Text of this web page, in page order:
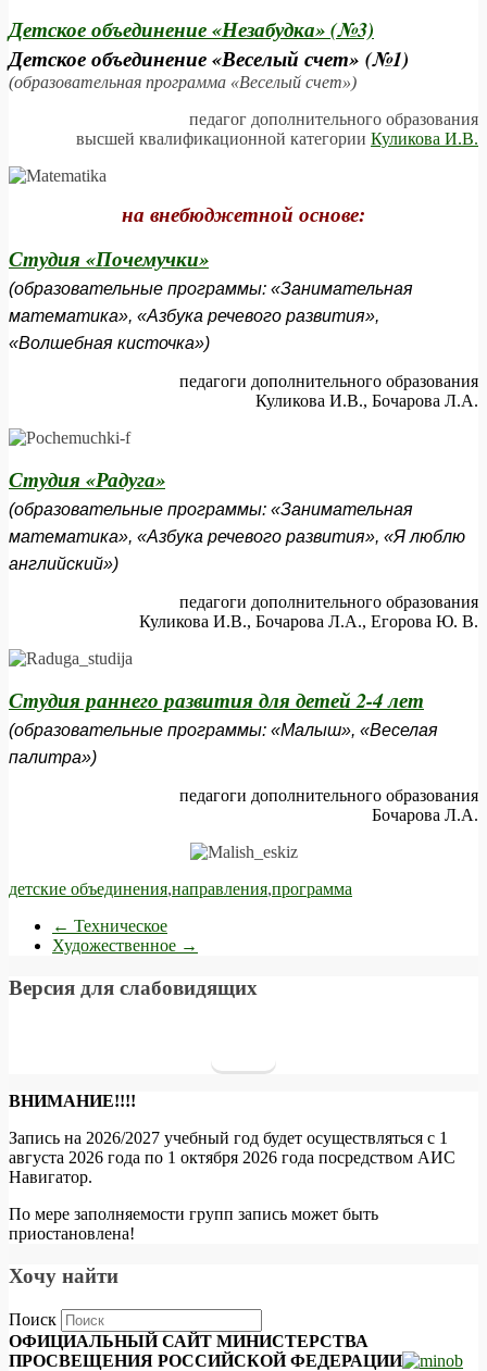
Детское объединение «Незабудка» (№3)
Детское объединение «Веселый счет» (№1)
(образовательная программа «Веселый счет»)
педагог дополнительного образования
высшей квалификационной категории Куликова И.В.
на внебюджетной основе:
Студия «Почемучки»
(образовательные программы: «Занимательная
математика», «Азбука речевого развития»,
«Волшебная кисточка»)
педагоги дополнительного образования
Куликова И.В., Бочарова Л.А.
Студия «Радуга»
(образовательные программы: «Занимательная
математика», «Азбука речевого развития», «Я люблю
английский»)
педагоги дополнительного образования
Куликова И.В., Бочарова Л.А., Егорова Ю. В.
Студия раннего развития для детей 2-4 лет
(образовательные программы: «Малыш», «Веселая
палитра»)
педагоги дополнительного образования
Бочарова Л.А.
детские объединения,направления,программа
← Техническое
Художественное →
Версия для слабовидящих
ВНИМАНИЕ!!!!
Запись на 2026/2027 учебный год будет осуществляться с 1
августа 2026 года по 1 октября 2026 года посредством АИС
Навигатор.
По мере заполняемости групп запись может быть
приостановлена!
Хочу найти
Поиск
ОФИЦИАЛЬНЫЙ САЙТ МИНИСТЕРСТВА
ПРОСВЕЩЕНИЯ РОССИЙСКОЙ ФЕДЕРАЦИИ